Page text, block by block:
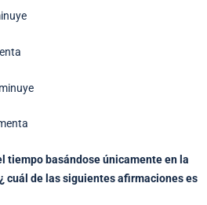
tiempo basándose únicamente en la
cuál de las siguientes afirmaciones es